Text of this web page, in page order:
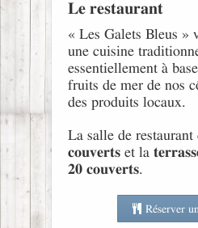
Le restaurant
« Les Galets Bleus »
une cuisine
essentiellement à
fruits de mer de nos
des produits locaux.
La salle de restaurant
couverts et la
20 couverts.
Réserver